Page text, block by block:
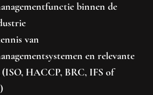
binnen de
van
en relevante
(ISO, HACCP, BRC, IFS of